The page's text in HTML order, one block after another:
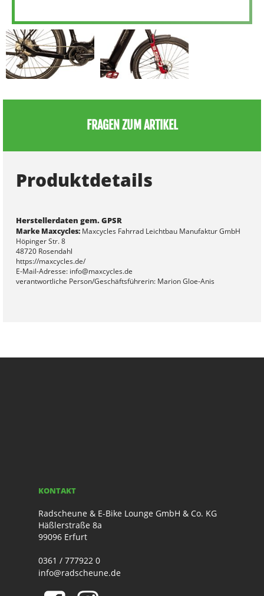
FRAGEN ZUM ARTIKEL
Produktdetails
Herstellerdaten gem. GPSR
Marke Maxcycles:Maxcycles Fahrrad Leichtbau Manufaktur GmbH
Höpinger Str. 8
48720 Rosendahl
https://maxcycles.de/
E-Mail-Adresse: info@maxcycles.de
verantwortliche Person/Geschäftsführerin: Marion Gloe-Anis
KONTAKT
Radscheune & E-Bike Lounge GmbH & Co. KG
Häßlerstraße 8a
99096 Erfurt
0361 / 777922 0
info@radscheune.de